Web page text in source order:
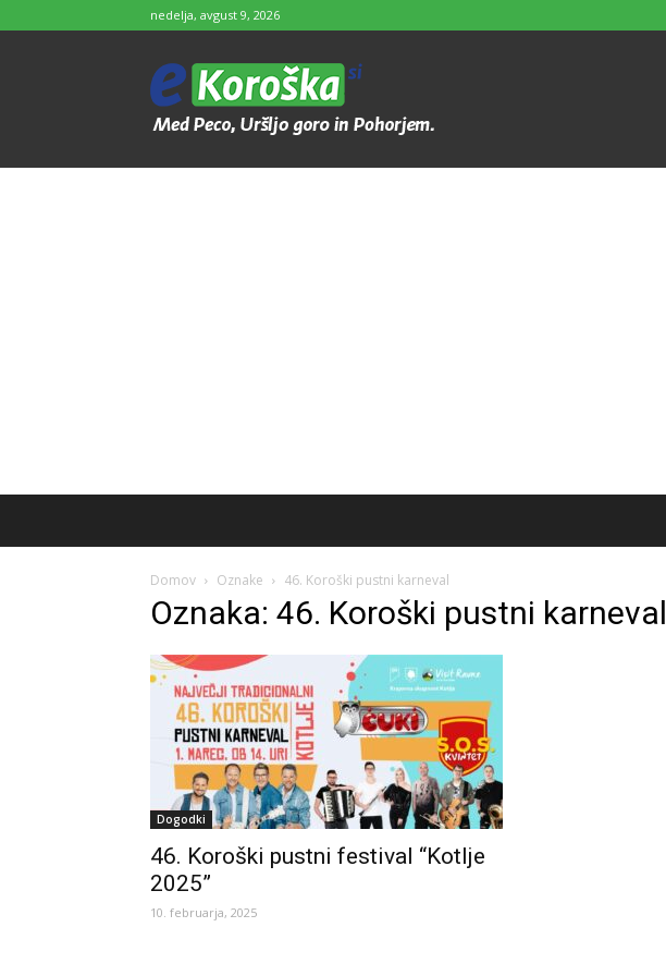
nedelja, avgust 9, 2026
e-
Koroška
Domov Oznake 46. Koroški pustni karneval
Oznaka: 46. Koroški pustni karneval
Dogodki
46. Koroški pustni festival “Kotlje
2025”
10. februarja, 2025